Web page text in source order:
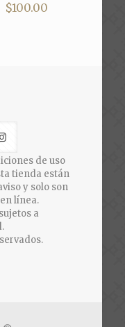
$100.00
de uso
tienda están
y solo son
línea.
a